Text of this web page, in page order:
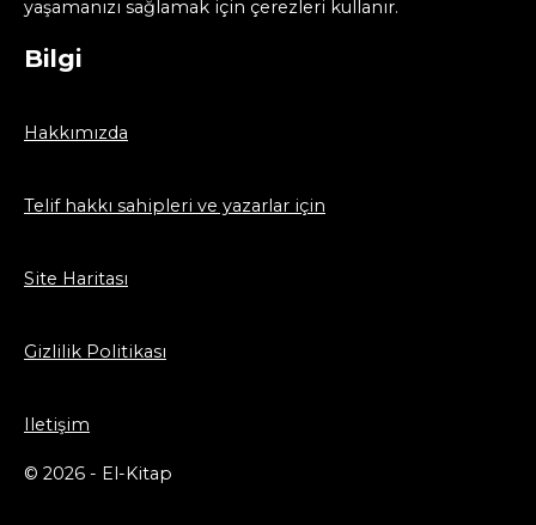
yaşamanızı sağlamak için çerezleri kullanır.
Bilgi
Hakkımızda
Telif hakkı sahipleri ve yazarlar için
Site Haritası
Gizlilik Politikası
Iletişim
© 2026 - El-Kitap